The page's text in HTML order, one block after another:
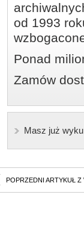
od 1993
Ponad
Zamów
Masz już
POPRZEDNI ARTYKUŁ Z